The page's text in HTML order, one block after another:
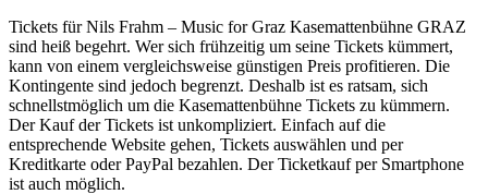
Tickets für Nils Frahm – Music for Graz Kasemattenbühne GRAZ
sind heiß begehrt. Wer sich frühzeitig um seine Tickets kümmert,
kann von einem vergleichsweise günstigen Preis profitieren. Die
Kontingente sind jedoch begrenzt. Deshalb ist es ratsam, sich
schnellstmöglich um die Kasemattenbühne Tickets zu kümmern.
Der Kauf der Tickets ist unkompliziert. Einfach auf die
entsprechende Website gehen, Tickets auswählen und per
Kreditkarte oder PayPal bezahlen. Der Ticketkauf per Smartphone
ist auch möglich.